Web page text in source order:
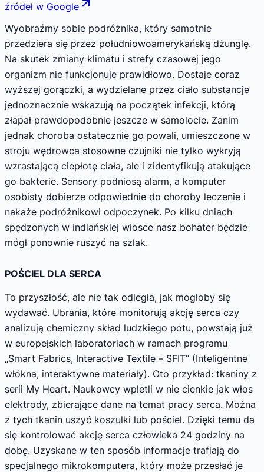
źródeł w Google
Wyobraźmy sobie podróżnika, który samotnie
przedziera się przez południowoamerykańską dżunglę.
Na skutek zmiany klimatu i strefy czasowej jego
organizm nie funkcjonuje prawidłowo. Dostaje coraz
wyższej gorączki, a wydzielane przez ciało substancje
jednoznacznie wskazują na początek infekcji, którą
złapał prawdopodobnie jeszcze w samolocie. Zanim
jednak choroba ostatecznie go powali, umieszczone w
stroju wędrowca stosowne czujniki nie tylko wykryją
wzrastającą ciepłotę ciała, ale i zidentyfikują atakujące
go bakterie. Sensory podniosą alarm, a komputer
osobisty dobierze odpowiednie do choroby leczenie i
nakaże podróżnikowi odpoczynek. Po kilku dniach
spędzonych w indiańskiej wiosce nasz bohater będzie
mógł ponownie ruszyć na szlak.
POŚCIEL DLA SERCA
To przyszłość, ale nie tak odległa, jak mogłoby się
wydawać. Ubrania, które monitorują akcję serca czy
analizują chemiczny skład ludzkiego potu, powstają już
w europejskich laboratoriach w ramach programu
„Smart Fabrics, Interactive Textile – SFIT” (Inteligentne
włókna, interaktywne materiały). Oto przykład: tkaniny z
serii My Heart. Naukowcy wpletli w nie cienkie jak włos
elektrody, zbierające dane na temat pracy serca. Można
z tych tkanin uszyć koszulki lub pościel. Dzięki temu da
się kontrolować akcję serca człowieka 24 godziny na
dobę. Uzyskane w ten sposób informacje trafiają do
specjalnego mikrokomputera, który może przesłać je